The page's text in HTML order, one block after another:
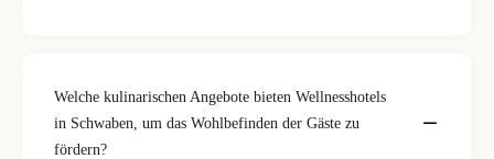
Welche kulinarischen Angebote bieten Wellnesshotels
in Schwaben, um das Wohlbefinden der Gäste zu
fördern?